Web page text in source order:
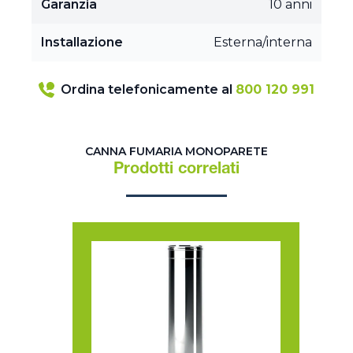
Garanzia 10 anni
Installazione Esterna/interna
Ordina telefonicamente al 800 120 991
CANNA FUMARIA MONOPARETE
Prodotti correlati